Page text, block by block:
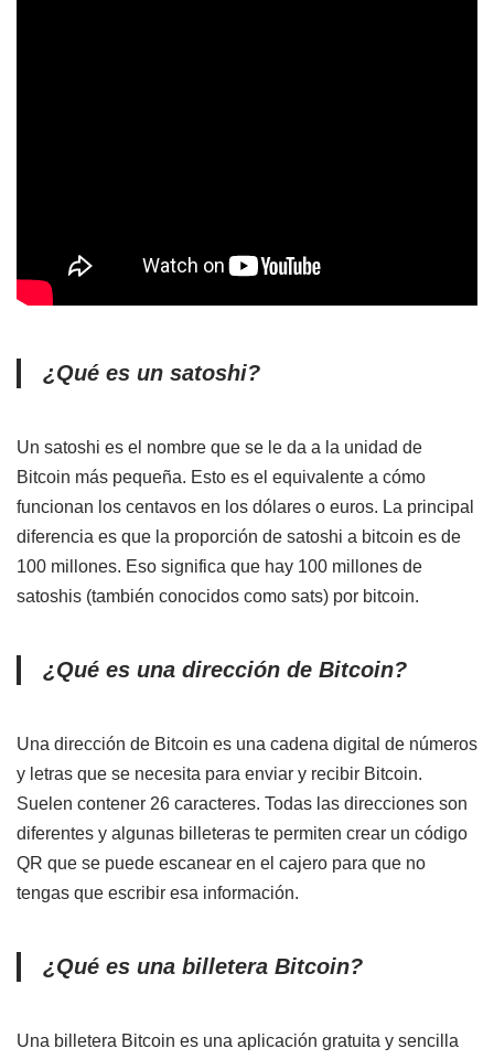
¿Qué es un satoshi?
Un satoshi es el nombre que se le da a la unidad de
Bitcoin más pequeña. Esto es el equivalente a cómo
funcionan los centavos en los dólares o euros. La principal
diferencia es que la proporción de satoshi a bitcoin es de
100 millones. Eso significa que hay 100 millones de
satoshis (también conocidos como sats) por bitcoin.
¿Qué es una dirección de Bitcoin?
Una dirección de Bitcoin es una cadena digital de números
y letras que se necesita para enviar y recibir Bitcoin.
Suelen contener 26 caracteres. Todas las direcciones son
diferentes y algunas billeteras te permiten crear un código
QR que se puede escanear en el cajero para que no
tengas que escribir esa información.
¿Qué es una billetera Bitcoin?
Una billetera Bitcoin es una aplicación gratuita y sencilla